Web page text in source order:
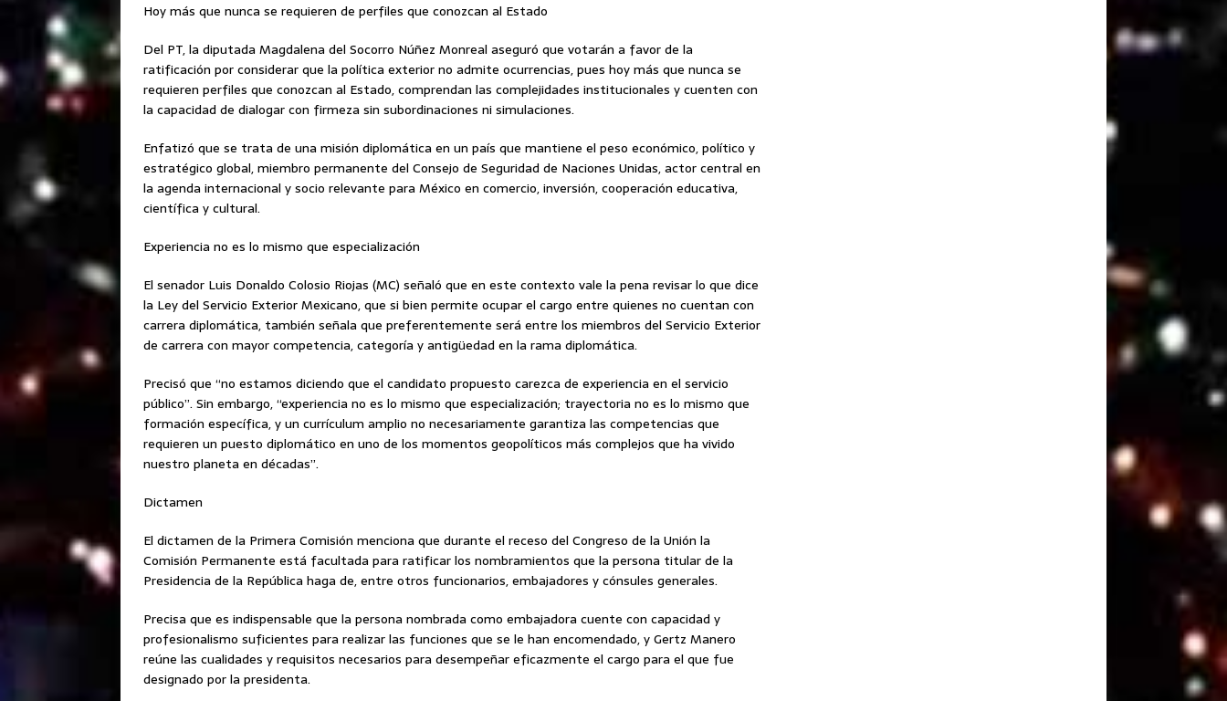
Hoy más que nunca se requieren de perfiles que conozcan al Estado
Del PT, la diputada Magdalena del Socorro Núñez Monreal aseguró que votarán a favor de la
ratificación por considerar que la política exterior no admite ocurrencias, pues hoy más que nunca se
requieren perfiles que conozcan al Estado, comprendan las complejidades institucionales y cuenten con
la capacidad de dialogar con firmeza sin subordinaciones ni simulaciones.
Enfatizó que se trata de una misión diplomática en un país que mantiene el peso económico, político y
estratégico global, miembro permanente del Consejo de Seguridad de Naciones Unidas, actor central en
la agenda internacional y socio relevante para México en comercio, inversión, cooperación educativa,
científica y cultural.
Experiencia no es lo mismo que especialización
El senador Luis Donaldo Colosio Riojas (MC) señaló que en este contexto vale la pena revisar lo que dice
la Ley del Servicio Exterior Mexicano, que si bien permite ocupar el cargo entre quienes no cuentan con
carrera diplomática, también señala que preferentemente será entre los miembros del Servicio Exterior
de carrera con mayor competencia, categoría y antigüedad en la rama diplomática.
Precisó que “no estamos diciendo que el candidato propuesto carezca de experiencia en el servicio
público”. Sin embargo, “experiencia no es lo mismo que especialización; trayectoria no es lo mismo que
formación específica, y un currículum amplio no necesariamente garantiza las competencias que
requieren un puesto diplomático en uno de los momentos geopolíticos más complejos que ha vivido
nuestro planeta en décadas”.
Dictamen
El dictamen de la Primera Comisión menciona que durante el receso del Congreso de la Unión la
Comisión Permanente está facultada para ratificar los nombramientos que la persona titular de la
Presidencia de la República haga de, entre otros funcionarios, embajadores y cónsules generales.
Precisa que es indispensable que la persona nombrada como embajadora cuente con capacidad y
profesionalismo suficientes para realizar las funciones que se le han encomendado, y Gertz Manero
reúne las cualidades y requisitos necesarios para desempeñar eficazmente el cargo para el que fue
designado por la presidenta.